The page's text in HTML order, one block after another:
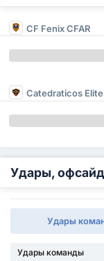
CF Fenix CFAR
Catedraticos Elite
Удары,
Удары
Удары команды